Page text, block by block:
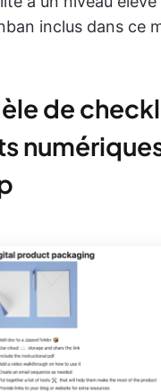
inclus dans ce
de